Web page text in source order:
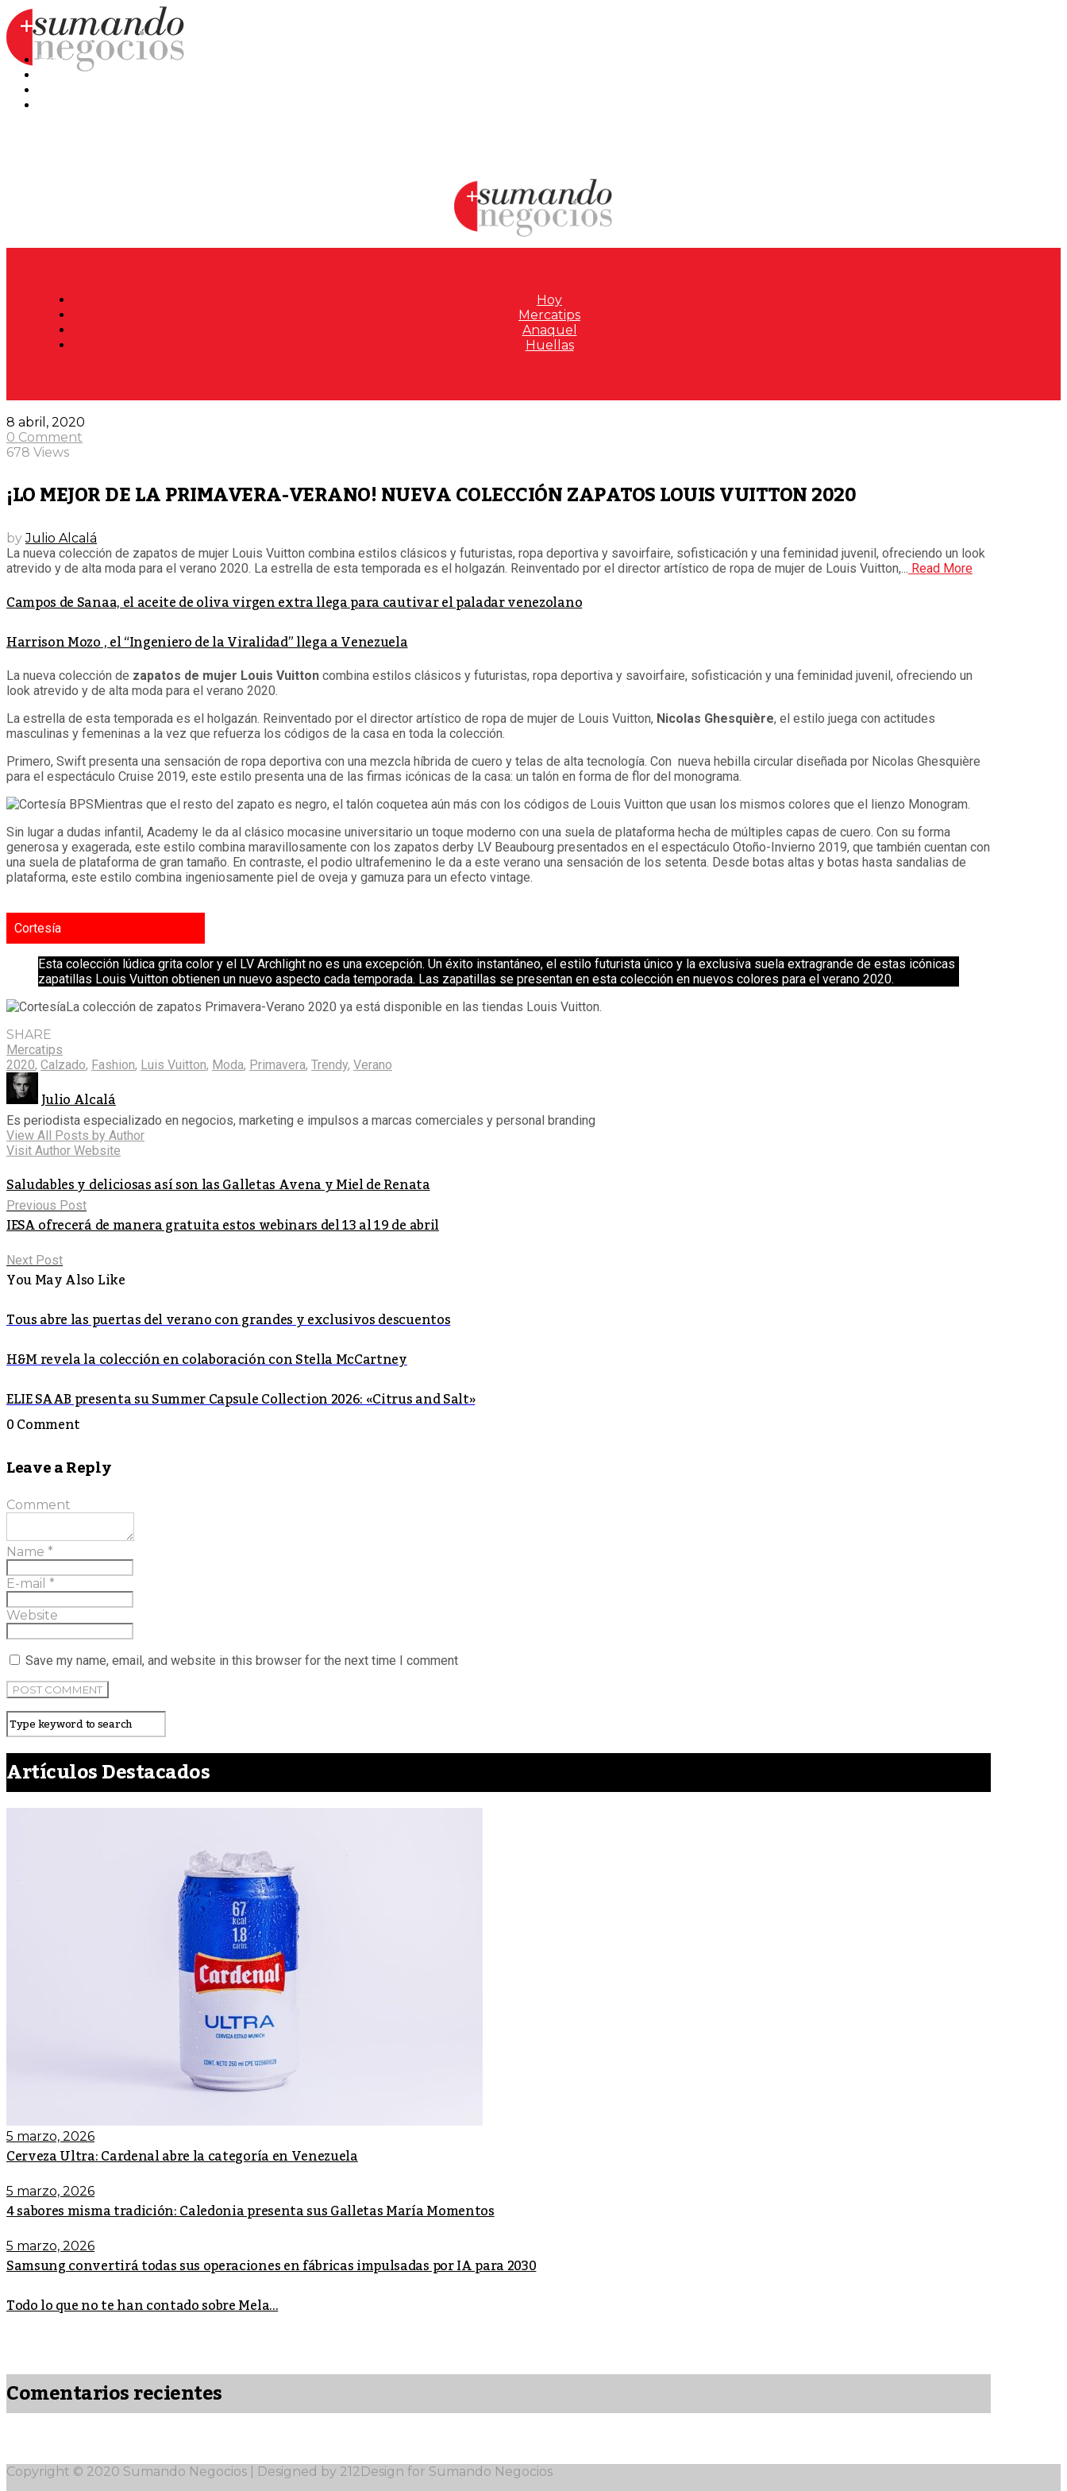
Hoy
Mercatips
Hoy
Mercatips
Anaquel
Huellas
8 abril, 2020
0 Comment
678 Views
¡LO MEJOR DE LA PRIMAVERA-VERANO! NUEVA COLECCIÓN ZAPATOS LOUIS VUITTON 2020
byJulio Alcalá
La nueva colección de zapatos de mujer Louis Vuitton combina estilos clásicos y futuristas, ropa deportiva y savoirfaire, sofisticación y una feminidad juvenil, ofreciendo un look
atrevido y de alta moda para el verano 2020. La estrella de esta temporada es el holgazán. Reinventado por el director artístico de ropa de mujer de Louis Vuitton,... Read More
Campos de Sanaa, el aceite de oliva virgen extra llega para cautivar el paladar venezolano
Harrison Mozo , el “Ingeniero de la Viralidad” llega a Venezuela
La nueva colección de zapatos de mujer Louis Vuitton combina estilos clásicos y futuristas, ropa deportiva y savoirfaire, sofisticación y una feminidad juvenil, ofreciendo un
look atrevido y de alta moda para el verano 2020.
La estrella de esta temporada es el holgazán. Reinventado por el director artístico de ropa de mujer de Louis Vuitton, Nicolas Ghesquière, el estilo juega con actitudes
masculinas y femeninas a la vez que refuerza los códigos de la casa en toda la colección.
Primero, Swift presenta una sensación de ropa deportiva con una mezcla híbrida de cuero y telas de alta tecnología. Con nueva hebilla circular diseñada por Nicolas Ghesquière
para el espectáculo Cruise 2019, este estilo presenta una de las firmas icónicas de la casa: un talón en forma de flor del monograma.
Mientras que el resto del zapato es negro, el talón coquetea aún más con los códigos de Louis Vuitton que usan los mismos colores que el lienzo Monogram.
Sin lugar a dudas infantil, Academy le da al clásico mocasine universitario un toque moderno con una suela de plataforma hecha de múltiples capas de cuero. Con su forma
generosa y exagerada, este estilo combina maravillosamente con los zapatos derby LV Beaubourg presentados en el espectáculo Otoño-Invierno 2019, que también cuentan con
una suela de plataforma de gran tamaño. En contraste, el podio ultrafemenino le da a este verano una sensación de los setenta. Desde botas altas y botas hasta sandalias de
plataforma, este estilo combina ingeniosamente piel de oveja y gamuza para un efecto vintage.
Cortesía
Esta colección lúdica grita color y el LV Archlight no es una excepción. Un éxito instantáneo, el estilo futurista único y la exclusiva suela extragrande de estas icónicas
zapatillas Louis Vuitton obtienen un nuevo aspecto cada temporada. Las zapatillas se presentan en esta colección en nuevos colores para el verano 2020.
La colección de zapatos Primavera-Verano 2020 ya está disponible en las tiendas Louis Vuitton.
SHARE
Mercatips
2020, Calzado, Fashion, Luis Vuitton, Moda, Primavera, Trendy, Verano
Julio Alcalá
Es periodista especializado en negocios, marketing e impulsos a marcas comerciales y personal branding
View All Posts by Author
Visit Author Website
Saludables y deliciosas así son las Galletas Avena y Miel de Renata
Previous Post
IESA ofrecerá de manera gratuita estos webinars del 13 al 19 de abril
Next Post
You May Also Like
Tous abre las puertas del verano con grandes y exclusivos descuentos
H&M revela la colección en colaboración con Stella McCartney
ELIE SAAB presenta su Summer Capsule Collection 2026: «Citrus and Salt»
0 Comment
Leave a Reply
Comment
Name *
E-mail *
Website
Save my name, email, and website in this browser for the next time I comment
Artículos Destacados
5 marzo, 2026
Cerveza Ultra: Cardenal abre la categoría en Venezuela
5 marzo, 2026
4 sabores misma tradición: Caledonia presenta sus Galletas María Momentos
5 marzo, 2026
Samsung convertirá todas sus operaciones en fábricas impulsadas por IA para 2030
Todo lo que no te han contado sobre Mela...
Comentarios recientes
Copyright © 2020 Sumando Negocios | Designed by 212Design for Sumando Negocios